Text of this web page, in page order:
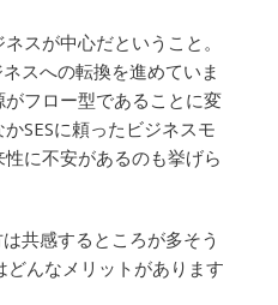
スが中心だということ。
スへの転換を進めていま
フロー型であることに変
SESに頼ったビジネスモ
に不安があるのも挙げら
共感するところが多そう
どんなメリットがあります